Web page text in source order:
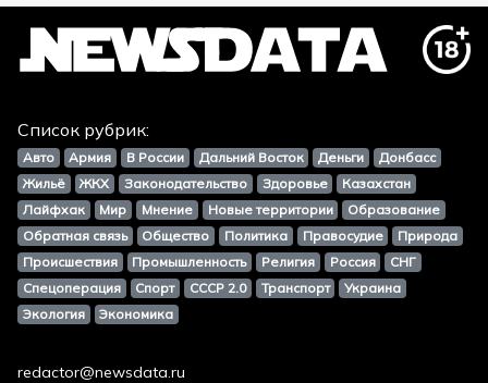
Список рубрик:
Авто Армия В России Дальний Восток Деньги
Донбасс
Жильё
ЖКХ Законодательство Здоровье
Казахстан
Лайфхак
Мир Мнение Новые территории
Образование
Обратная связь
Общество Политика Правосудие
Природа
Происшествия
Промышленность Религия Россия
СНГ
Спецоперация
Спорт СССР 2.0 Транспорт
Украина
Экология
Экономика
redactor@newsdata.ru